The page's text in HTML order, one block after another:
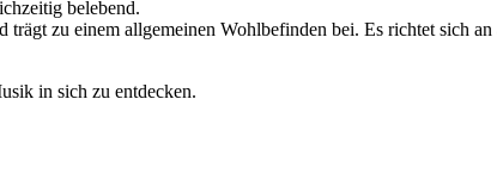
belebend.
zu einem allgemeinen Wohlbefinden bei. Es richtet sich
in sich zu entdecken.